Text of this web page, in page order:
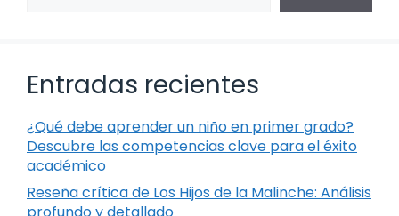
Entradas recientes
¿Qué debe aprender un niño en primer grado?
Descubre las competencias clave para el éxito
académico
Reseña crítica de Los Hijos de la Malinche: Análisis
profundo y detallado